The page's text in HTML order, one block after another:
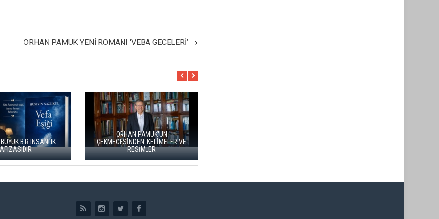
ORHAN PAMUK YENİ ROMANI ‘VEBA GECELERİ’
YENİ ŞİİR
ÖPÜCÜĞÜ”
RIZA SÖNMEZ: ‘ANADOLU,
SANILDIĞINDAN ÇOK DAHA VEGAN"